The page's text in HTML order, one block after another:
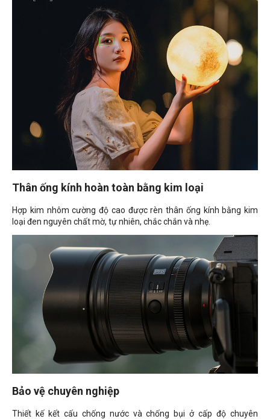
Thân ống kính hoàn toàn bằng kim loại
Hợp kim nhôm cường độ cao được rèn thân ống kính bằng kim
loại đen nguyên chất mờ, tự nhiên, chắc chắn và nhẹ.
Bảo vệ chuyên nghiệp
Thiết kế kết cấu chống nước và chống bụi ở cấp độ chuyên